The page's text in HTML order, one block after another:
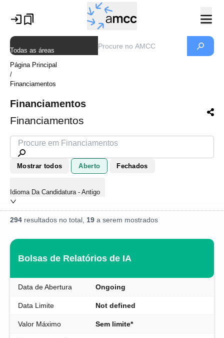
Todas as áreas
Página Principal
/
Financiamentos
Financiamentos
Financiamentos
Mostrar todos Aberto Fechados
Idioma Da Candidatura - Antigo
294 resultados no total, 19 a serem mostrados
Bolsas de Relatórios de IA
Data de Abertura Ongoing
Data Limite Not defined
Valor Máximo Sem limite*